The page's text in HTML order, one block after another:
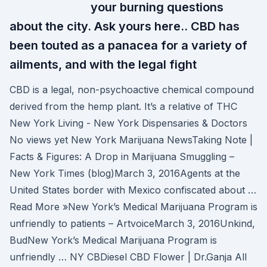
your burning questions
about the city. Ask yours here.. CBD has
been touted as a panacea for a variety of
ailments, and with the legal fight
CBD is a legal, non-psychoactive chemical compound
derived from the hemp plant. It’s a relative of THC
New York Living - New York Dispensaries & Doctors
No views yet New York Marijuana NewsTaking Note |
Facts & Figures: A Drop in Marijuana Smuggling –
New York Times (blog)March 3, 2016Agents at the
United States border with Mexico confiscated about …
Read More »New York’s Medical Marijuana Program is
unfriendly to patients – ArtvoiceMarch 3, 2016Unkind,
BudNew York’s Medical Marijuana Program is
unfriendly … NY CBDiesel CBD Flower | Dr.Ganja All